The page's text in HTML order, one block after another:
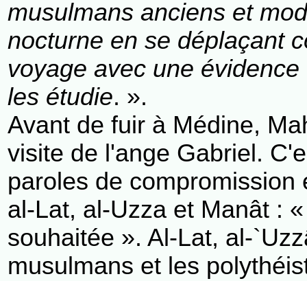
musulmans anciens et
nocturne en se déplaçant
voyage avec une
les étudie. ».
Avant de fuir à Médine,
visite de l'ange Gabriel.
paroles de
al-Lat, al-Uzza et Manât :
souhaitée ». Al-Lat, al-
musulmans et les